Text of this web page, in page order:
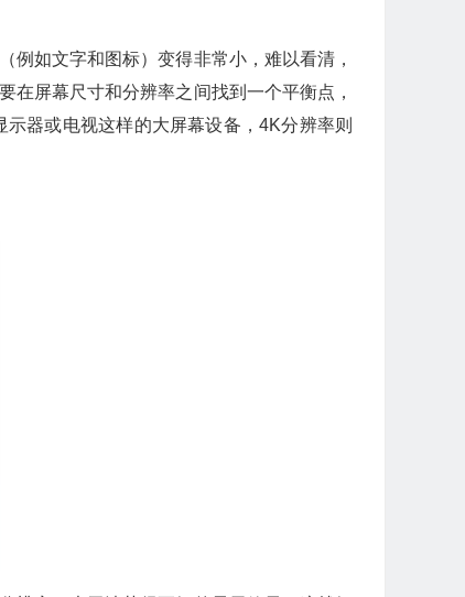
如文字和图标）变得非常小，难以看清，
在屏幕尺寸和分辨率之间找到一个平衡点，
器或电视这样的大屏幕设备，4K分辨率则